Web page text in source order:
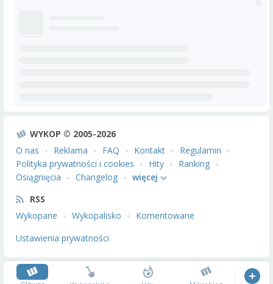
WYKOP © 2005-2026
O nas
Reklama FAQ Kontakt
Regulamin
Polityka prywatności i cookies
Hity
Ranking
Osiągnięcia
Changelog
więcej
RSS
Wykopane
Wykopalisko
Komentowane
Ustawienia prywatności